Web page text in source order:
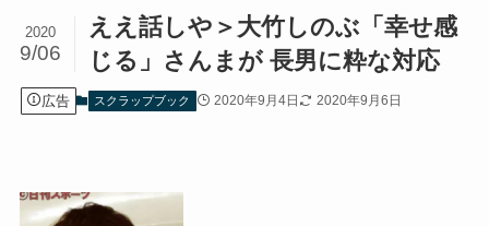
ええ話しや＞大竹しのぶ「幸せ感
じる」さんまが 長男に粋な対応
2020
9/06
広告 スクラップブック 2020年9月4日 2020年9月6日